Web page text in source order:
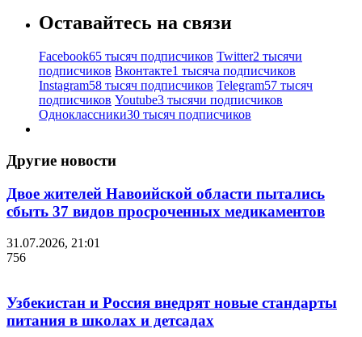
Оставайтесь на связи
Facebook65 тысяч подписчиков Twitter2 тысячи
подписчиков Вконтакте1 тысяча подписчиков
Instagram58 тысяч подписчиков Telegram57 тысяч
подписчиков Youtube3 тысячи подписчиков
Одноклассники30 тысяч подписчиков
Другие новости
Двое жителей Навоийской области пытались
сбыть 37 видов просроченных медикаментов
31.07.2026, 21:01
756
Узбекистан и Россия внедрят новые стандарты
питания в школах и детсадах